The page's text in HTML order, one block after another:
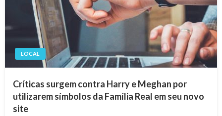
LOCAL
Críticas surgem contra Harry e Meghan por
utilizarem símbolos da Família Real em seu novo
site